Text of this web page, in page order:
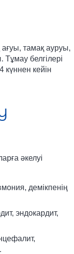
ағуы, тамақ ауруы,
белгілері
күннен кейін
әкелуі
демікпенің
эндокардит,